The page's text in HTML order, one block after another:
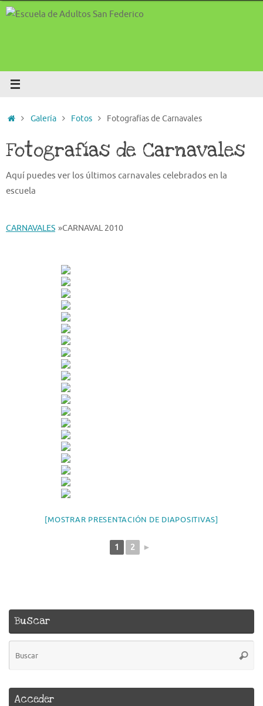
Saltar
InicioGalería Fotos Fotografías de Carnavales
Fotografías de Carnavales
Aquí puedes ver los últimos carnavales celebrados en la
escuela
CARNAVALES »CARNAVAL 2010
[MOSTRAR PRESENTACIÓN DE DIAPOSITIVAS]
1 2 ►
Buscar
Acceder